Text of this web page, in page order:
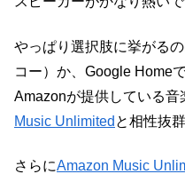
やっぱり選択肢に挙がる
コー）か、Google Home
Amazonが提供している音
Music Unlimited と相性抜
さらにAmazon Music